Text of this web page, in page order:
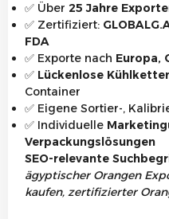
✅ Über 25 Jahre
✅ Zertifiziert:
FDA
✅ Exporte nach Europa,
✅ Lückenlose
Container
✅ Eigene Sortier-,
✅ Individuelle
Verpackungslösungen
SEO-relevante
ägyptischer Orangen
kaufen, zertifizierter